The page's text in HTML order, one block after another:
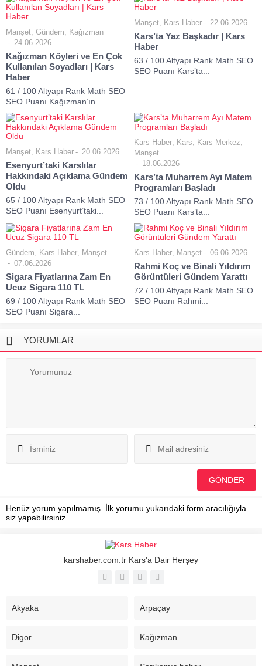
Manşet, Gündem, Kağızman
24.06.2026
Kağızman Köyleri ve En Çok
Kullanılan Soyadları | Kars
Haber
61 / 100 Altyapı Rank Math SEO
SEO Puanı Kağızman’ın...
Manşet, Kars Haber 22.06.2026
Kars’ta Yaz Başkadır | Kars
Haber
63 / 100 Altyapı Rank Math SEO
SEO Puanı Kars’ta...
Manşet, Kars Haber 20.06.2026
Esenyurt’taki Karslılar
Hakkındaki Açıklama Gündem
Oldu
65 / 100 Altyapı Rank Math SEO
SEO Puanı Esenyurt’taki...
Kars Haber, Kars, Kars Merkez,
Manşet
18.06.2026
Kars’ta Muharrem Ayı Matem
Programları Başladı
73 / 100 Altyapı Rank Math SEO
SEO Puanı Kars’ta...
Gündem, Kars Haber, Manşet
07.06.2026
Sigara Fiyatlarına Zam En
Ucuz Sigara 110 TL
69 / 100 Altyapı Rank Math SEO
SEO Puanı Sigara...
Kars Haber, Manşet 06.06.2026
Rahmi Koç ve Binali Yıldırım
Görüntüleri Gündem Yarattı
72 / 100 Altyapı Rank Math SEO
SEO Puanı Rahmi...
YORUMLAR
Henüz yorum yapılmamış. İlk yorumu yukarıdaki form aracılığıyla
siz yapabilirsiniz.
karshaber.com.tr Kars'a Dair Herşey
Akyaka Arpaçay
Digor Kağızman